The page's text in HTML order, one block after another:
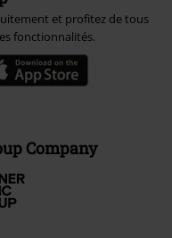
et profitez de tous
fonctionnalités.
Company